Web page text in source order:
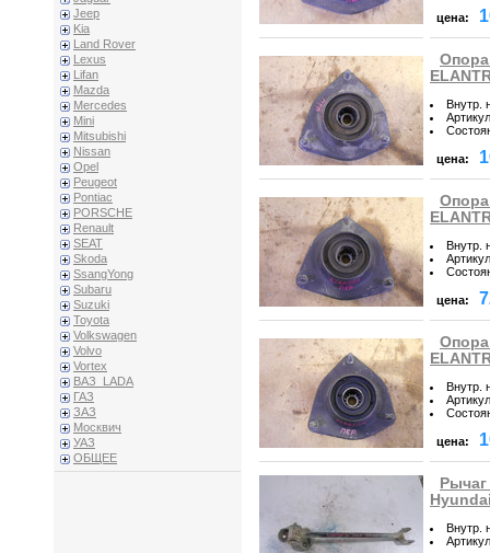
Jeep
Kia
Land Rover
Lexus
Lifan
Mazda
Mercedes
Mini
Mitsubishi
Nissan
Opel
Peugeot
Pontiac
PORSCHE
Renault
SEAT
Skoda
SsangYong
Subaru
Suzuki
Toyota
Volkswagen
Volvo
Vortex
ВАЗ_LADA
ГАЗ
ЗАЗ
Москвич
УАЗ
ОБЩЕЕ
цена:
Опора
Внутр.
Артикул
цена:
Опора
Внутр.
Артикул
цена:
Опора
Внутр.
Артикул
цена:
Внутр.
Артикул